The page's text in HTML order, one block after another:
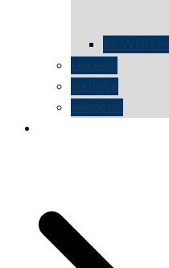
für WDR
LinkedIn
YouTube
wikipedia